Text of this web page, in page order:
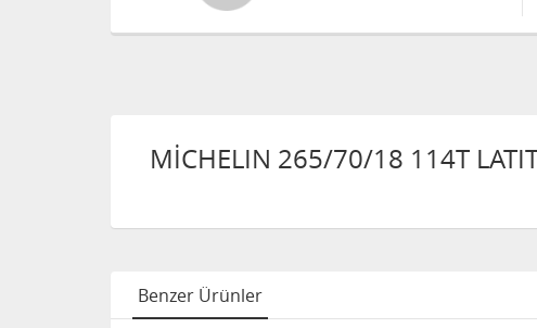
MİCHELIN 265/70/18 114T
Benzer Ürünler